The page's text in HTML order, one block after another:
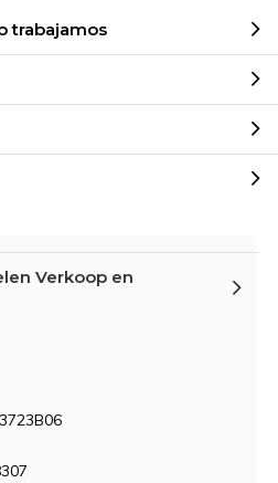
trabajamos
Verkoop en